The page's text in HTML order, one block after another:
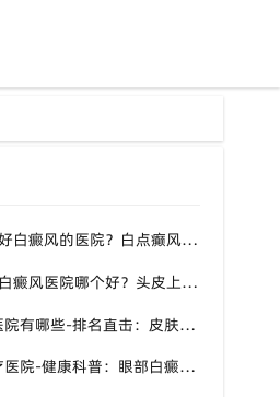
[健康科普]泉州能看好白癜风的医院？白点癫风需要注意什么饮食？
[资讯]泉州专业治疗白癜风医院哪个好？头皮上有一块白色厚厚的头皮？
泉州永春治白癜风医院有哪些-排名直击：皮肤白斑是什么原因导致的？
泉州白癜风专科治疗医院-健康科普：眼部白癜风症状？